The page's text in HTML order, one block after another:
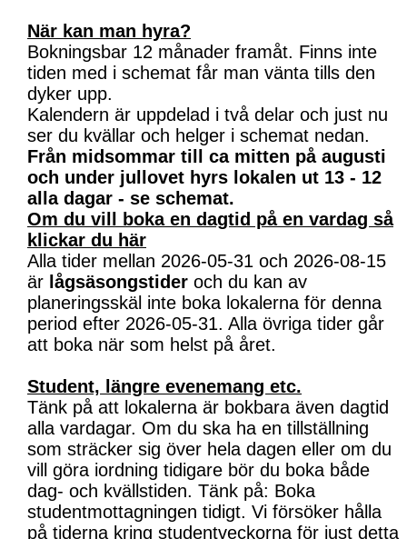
När kan man hyra?
Bokningsbar 12 månader framåt. Finns inte
tiden med i schemat får man vänta tills den
dyker upp.
Kalendern är uppdelad i två delar och just nu
ser du kvällar och helger i schemat nedan.
Från midsommar till ca mitten på augusti
och under jullovet hyrs lokalen ut 13 - 12
alla dagar - se schemat.
Om du vill boka en dagtid på en vardag så
klickar du här
Alla tider mellan 2026-05-31 och 2026-08-15
är lågsäsongstider och du kan av
planeringsskäl inte boka lokalerna för denna
period efter 2026-05-31. Alla övriga tider går
att boka när som helst på året.
Student, längre evenemang etc.
Tänk på att lokalerna är bokbara även dagtid
alla vardagar. Om du ska ha en tillställning
som sträcker sig över hela dagen eller om du
vill göra iordning tidigare bör du boka både
dag- och kvällstiden. Tänk på: Boka
studentmottagningen tidigt. Vi försöker hålla
på tiderna kring studentveckorna för just detta